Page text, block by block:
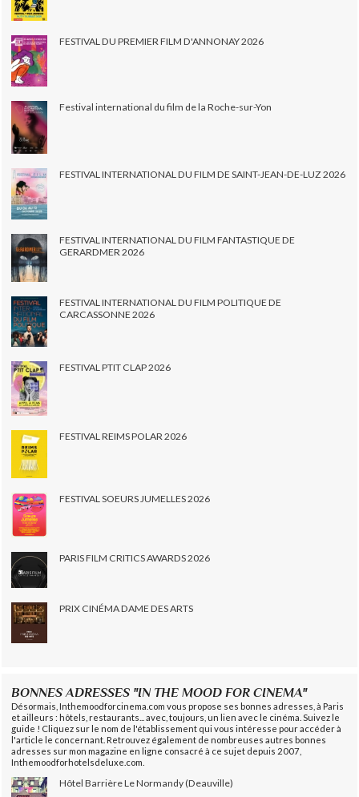
FESTIVAL DU PREMIER FILM D'ANNONAY 2026
Festival international du film de la Roche-sur-Yon
FESTIVAL INTERNATIONAL DU FILM DE SAINT-JEAN-DE-LUZ 2026
FESTIVAL INTERNATIONAL DU FILM FANTASTIQUE DE
GERARDMER 2026
FESTIVAL INTERNATIONAL DU FILM POLITIQUE DE
CARCASSONNE 2026
FESTIVAL PTIT CLAP 2026
FESTIVAL REIMS POLAR 2026
FESTIVAL SOEURS JUMELLES 2026
PARIS FILM CRITICS AWARDS 2026
PRIX CINÉMA DAME DES ARTS
BONNES ADRESSES "IN THE MOOD FOR CINEMA"
Désormais, Inthemoodforcinema.com vous propose ses bonnes adresses, à Paris
et ailleurs : hôtels, restaurants... avec, toujours, un lien avec le cinéma. Suivez le
guide ! Cliquez sur le nom de l'établissement qui vous intéresse pour accéder à
l'article le concernant. Retrouvez également de nombreuses autres bonnes
adresses sur mon magazine en ligne consacré à ce sujet depuis 2007,
Inthemoodforhotelsdeluxe.com.
Hôtel Barrière Le Normandy (Deauville)